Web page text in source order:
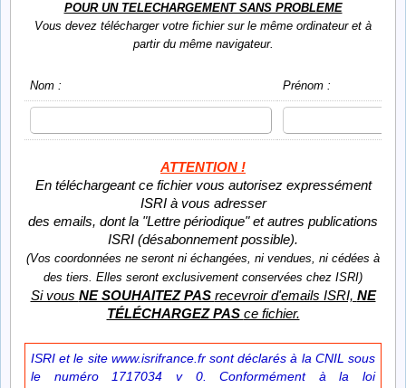
POUR UN TELECHARGEMENT SANS PROBLEME
Vous devez télécharger votre fichier sur le même ordinateur et à
partir du même navigateur.
Nom : Prénom :
ATTENTION !
En téléchargeant ce fichier vous autorisez expressément
ISRI à vous adresser
des emails, dont la "Lettre périodique" et autres publications
ISRI (désabonnement possible).
(Vos coordonnées ne seront ni échangées, ni vendues, ni cédées à
des tiers. Elles seront exclusivement conservées chez ISRI)
Si vous NE SOUHAITEZ PAS recevroir d'emails ISRI, NE
TÉLÉCHARGEZ PAS ce fichier.
ISRI et le site www.isrifrance.fr sont déclarés à la CNIL sous
le numéro 1717034 v 0. Conformément à la loi